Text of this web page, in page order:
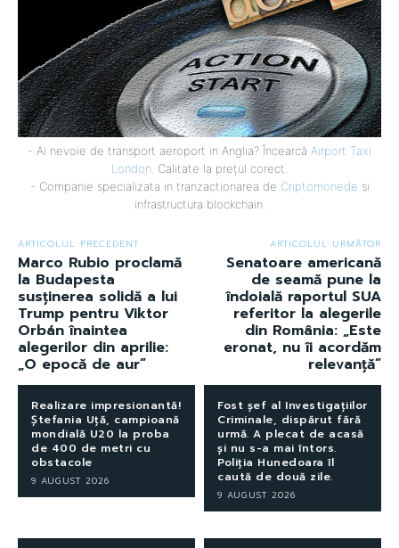
- Ai nevoie de transport aeroport in Anglia? Încearcă Airport Taxi
London . Calitate la prețul corect.
- Companie specializata in tranzactionarea de Criptomonede si
infrastructura blockchain.
ARTICOLUL PRECEDENT
Marco Rubio proclamă
la Budapesta
susținerea solidă a lui
Trump pentru Viktor
Orbán înaintea
alegerilor din aprilie:
„O epocă de aur”
ARTICOLUL URMĂTOR
Senatoare americană
de seamă pune la
îndoială raportul SUA
referitor la alegerile
din România: „Este
eronat, nu îi acordăm
relevanță”
Realizare impresionantă!
Ștefania Uță, campioană
mondială U20 la proba
de 400 de metri cu
obstacole
9 AUGUST 2026
Fost șef al Investigațiilor
Criminale, dispărut fără
urmă. A plecat de acasă
și nu s-a mai întors.
Poliția Hunedoara îl
caută de două zile.
9 AUGUST 2026